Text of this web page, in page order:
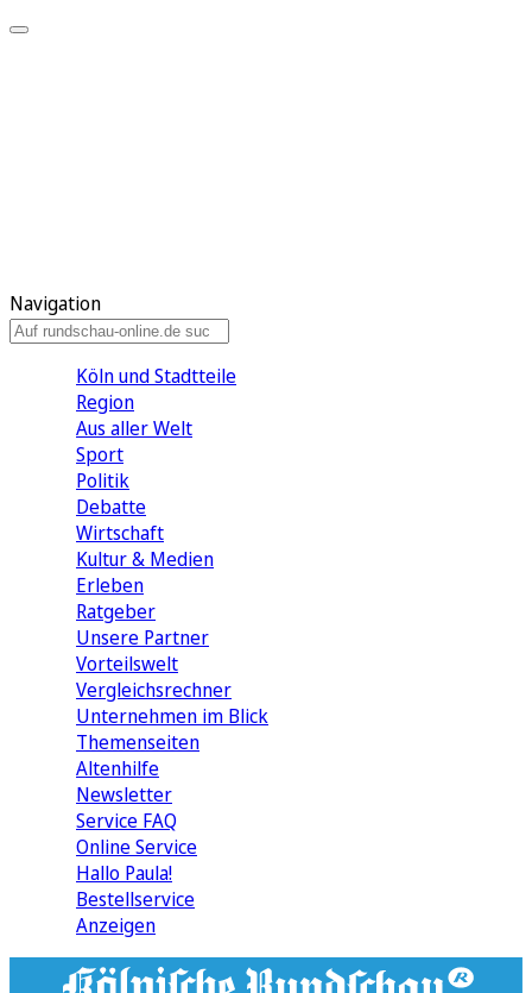
Navigation
Köln und Stadtteile
Region
Aus aller Welt
Sport
Politik
Debatte
Wirtschaft
Kultur & Medien
Erleben
Ratgeber
Unsere Partner
Vorteilswelt
Vergleichsrechner
Unternehmen im Blick
Themenseiten
Altenhilfe
Newsletter
Service FAQ
Online Service
Hallo Paula!
Bestellservice
Anzeigen